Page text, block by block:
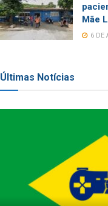
Mãe
6 DE
Últimas Notícias